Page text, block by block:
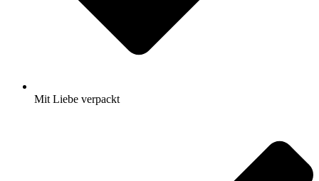
Mit Liebe verpackt